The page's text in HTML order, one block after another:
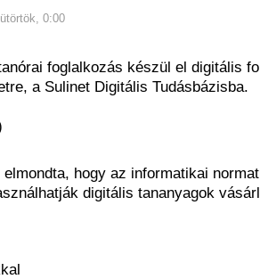
0:00
foglalkozás készül el digitális
a Sulinet Digitális Tudásbázisba.
hogy az informatikai
digitális tananyagok